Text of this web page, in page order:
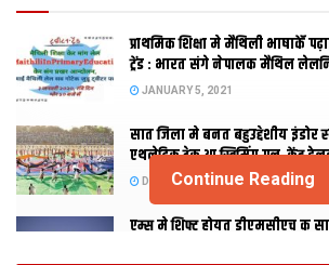
प्राथमिक शि‍क्षा मे मैथि‍ली भाषाकेँ
ट्रेंड : भारत संगे नेपालक मैथिल
JANUARY 5, 2021
सात जिला मे बनत बहुउद्देशीय इंडोर
एथलेटिक ट्रेक आ स्विमिंग पुल, केंद्र
DECEMBER 26, 2020
एम्स मे शिफ्ट होयत डीएमसीएच क
Continue Reading